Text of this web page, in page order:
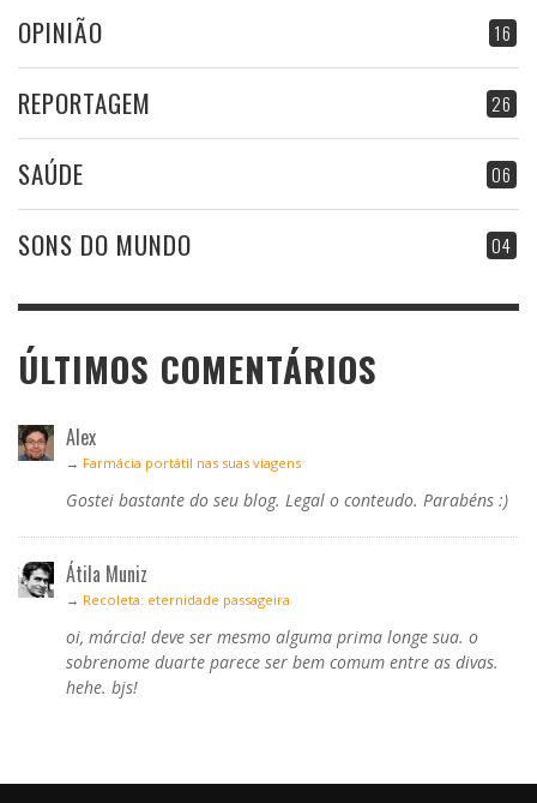
16
OPINIÃO
26
REPORTAGEM
06
SAÚDE
04
SONS DO MUNDO
ÚLTIMOS COMENTÁRIOS
Alex
→ Farmácia portátil nas suas viagens
Gostei bastante do seu blog. Legal o conteudo. Parabéns :)
Átila Muniz
→ Recoleta: eternidade passageira
oi, márcia! deve ser mesmo alguma prima longe sua. o
sobrenome duarte parece ser bem comum entre as divas.
hehe. bjs!